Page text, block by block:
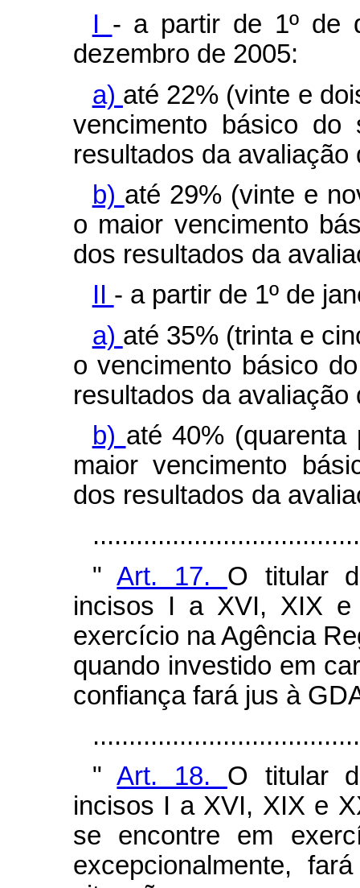
I - a partir de 1º de
dezembro de 2005:
a) até 22% (vinte e
vencimento básico do
resultados da
b) até 29% (vinte e
o maior vencimento
dos resultados da
II - a partir de 1º de
a) até 35% (trinta e
o vencimento básico
resultados da
b) até 40%
maior vencimento
dos resultados da
"Art. 17. O titular
incisos I a XVI, XIX
exercício na Agência
quando investido em
confiança fará jus à
"Art. 18. O titular
incisos I a XVI, XIX e
se encontre em
excepcionalmente,